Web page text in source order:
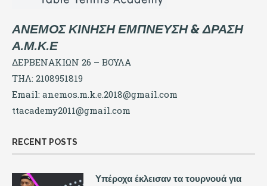
ΑΝΕΜΟΣ ΚΙΝΗΣΗ ΕΜΠΝΕΥΣΗ & ΔΡΑΣΗ
Α.Μ.Κ.Ε
ΔΕΡΒΕΝΑΚΙΩΝ 26 – ΒΟΥΛΑ
ΤΗΛ: 2108951819
Email: anemos.m.k.e.2018@gmail.com
ttacademy2011@gmail.com
RECENT POSTS
Υπέροχα έκλεισαν τα τουρνουά για